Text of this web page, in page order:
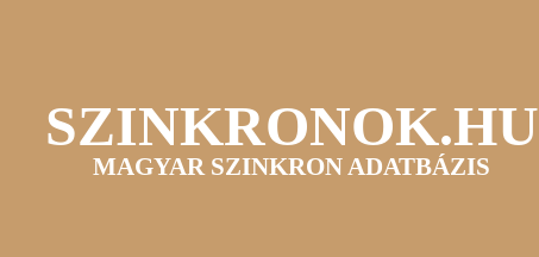
SZINKRONOK.HU
MAGYAR SZINKRON ADATBÁZIS